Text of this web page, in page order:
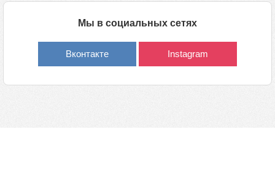
Мы в социальных сетях
Вконтакте Instagram